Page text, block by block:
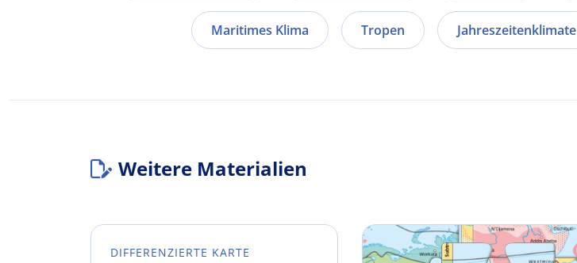
Maritimes Klima Tropen Jahreszeitenklimate
Weitere Materialien
DIFFERENZIERTE KARTE